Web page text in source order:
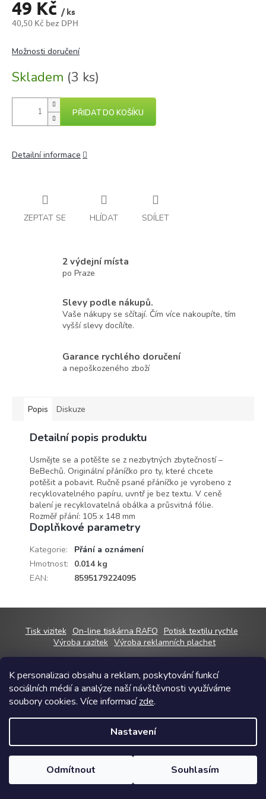
K personalizaci obsahu a reklam, poskytování funkcí
sociálních médií a analýze naší návštěvnosti využíváme
soubory cookies. Více informacízde.
Nastavení
Odmítnout Souhlasím
49 Kč / ks
40,50 Kč bez DPH
cena:
Skladem (3 ks)
Možnosti doručení
PŘIDAT DO KOŠÍKU
Detailní informace
ZEPTAT SE HLÍDAT SDÍLET
2 výdejní místa
po Praze
Slevy podle nákupů.
Vaše nákupy se sčítají. Čím více nakoupíte, tím
vyšší slevy docílíte.
Garance rychlého doručení
a nepoškozeného zboží
Popis Diskuze
Detailní popis produktu
Usmějte se a potěšte se z nezbytných zbytečností –
BeBechů. Originální přáníčko pro ty, které chcete
potěšit a pobavit. Ručně psané přáníčko je vyrobeno z
recyklovatelného papíru, uvntř je bez textu. V ceně
balení je recyklovatelná obálka a průsvitná fólie.
Rozměř přání: 105 x 148 mm
Doplňkové parametry
Kategorie:
Přání a oznámení
Hmotnost:
0.014 kg
EAN: 8595179224095
p
Tisk vizitek On-line tiskárna RAFO Potisk textilu rychle
Výroba razítek Výroba reklamních plachet
Copyright 2026 RAFOshop . Všechna práva vyhrazena.
cookies
Grafický návrh vytvořil a na Shoptet implementoval
Shoptetak.cz.